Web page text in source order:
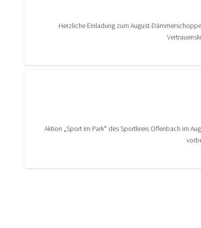
Herzliche Einladung zum August-
Aktion „Sport im Park“ des Sportkreis Offenbach im